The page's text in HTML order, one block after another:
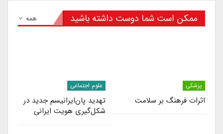
همه ممکن است شما دوست داشته باشید
پزشکی
اثرات فرهنگ بر سلامت
علوم اجتماعی
تهدید پان‌ایرانیسم جدید در
شکل‌گیری هویت ایرانی